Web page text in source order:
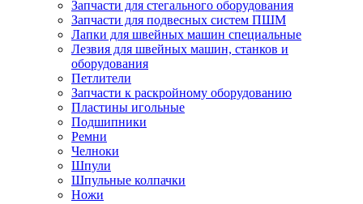
Запчасти для стегального оборудования
Запчасти для подвесных систем ПШМ
Лапки для швейных машин специальные
Лезвия для швейных машин, станков и
оборудования
Петлители
Запчасти к раскройному оборудованию
Пластины игольные
Подшипники
Ремни
Челноки
Шпули
Шпульные колпачки
Ножи